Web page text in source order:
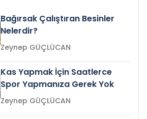
Bağırsak Çalıştıran Besinler
Nelerdir?
Zeynep GÜÇLÜCAN
Kas Yapmak İçin Saatlerce
Spor Yapmanıza Gerek Yok
Zeynep GÜÇLÜCAN